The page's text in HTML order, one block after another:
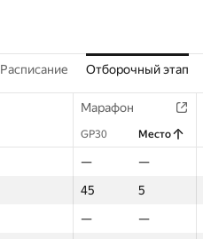
Расписание Отборочный этап
Марафон
GP30 Место
— —
45 5
— —